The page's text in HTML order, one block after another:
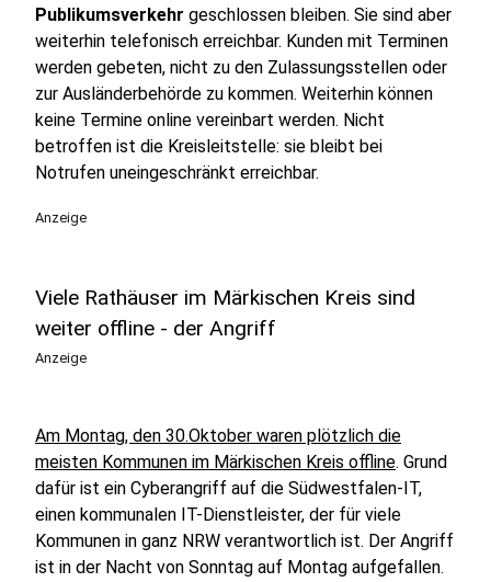
Publikumsverkehr geschlossen bleiben. Sie sind aber
weiterhin telefonisch erreichbar. Kunden mit Terminen
werden gebeten, nicht zu den Zulassungsstellen oder
zur Ausländerbehörde zu kommen. Weiterhin können
keine Termine online vereinbart werden. Nicht
betroffen ist die Kreisleitstelle: sie bleibt bei
Notrufen uneingeschränkt erreichbar.
Anzeige
Viele Rathäuser im Märkischen Kreis sind
weiter offline - der Angriff
Anzeige
Am Montag, den 30.Oktober waren plötzlich die
meisten Kommunen im Märkischen Kreis offline. Grund
dafür ist ein Cyberangriff auf die Südwestfalen-IT,
einen kommunalen IT-Dienstleister, der für viele
Kommunen in ganz NRW verantwortlich ist. Der Angriff
ist in der Nacht von Sonntag auf Montag aufgefallen.